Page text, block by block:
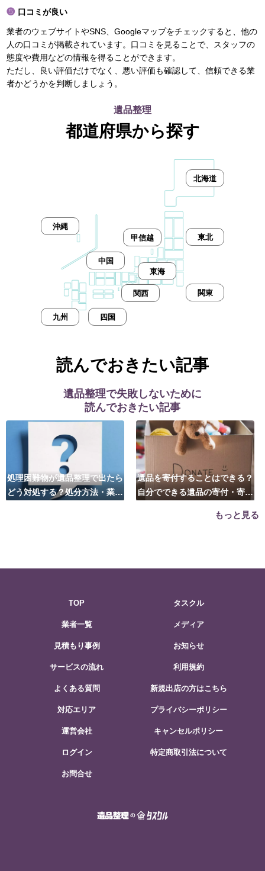
口コミが良い
業者のウェブサイトやSNS、Googleマップをチェックすると、他の
人の口コミが掲載されています。口コミを見ることで、スタッフの
態度や費用などの情報を得ることができます。
ただし、良い評価だけでなく、悪い評価も確認して、信頼できる業
者かどうかを判断しましょう。
遺品整理
都道府県から探す
北海道
東北
甲信越
東海
関東
関西
中国
四国
九州
沖縄
読んでおきたい記事
遺品整理で失敗しないために
読んでおきたい記事
処理困難物が遺品整理で出たら
どう対処する？処分方法・業者
遺品を寄付することはできる？
自分でできる遺品の寄付・寄贈
もっと見る
TOP
業者一覧
見積もり事例
サービスの流れ
よくある質問
対応エリア
運営会社
ログイン
お問合せ
タスクル
メディア
お知らせ
利用規約
新規出店の方はこちら
プライバシーポリシー
キャンセルポリシー
特定商取引法について